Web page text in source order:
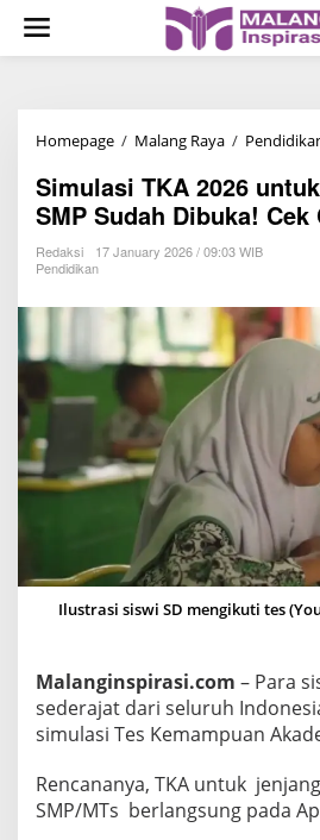
Homepage / Malang Raya /
Simulasi TKA 2026
SMP Sudah Dibuka!
Redaksi
17 January 2026 / 09:03 WIB
Pendidikan
Ilustrasi siswi SD mengikuti tes
Malanginspirasi.com – Para
sederajat dari seluruh
simulasi Tes Kemampuan
Rencananya, TKA untuk
SMP/MTs berlangsung pada